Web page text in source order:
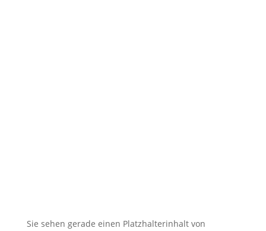
Sie sehen gerade einen Platzhalterinhalt von